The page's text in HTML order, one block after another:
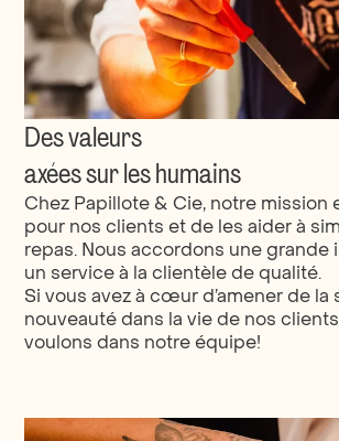
Des valeurs
axées sur les humains
Chez Papillote & Cie, notre mission
pour nos clients et de les aider à
repas. Nous accordons une grande
un service à la clientèle de qualité.
Si vous avez à cœur d’amener de la
nouveauté dans la vie de nos
voulons dans notre équipe!